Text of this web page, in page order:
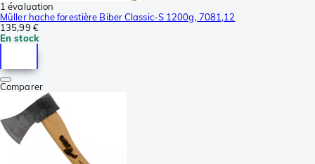
1 évaluation
Müller hache forestière Biber Classic-S 1200g, 7081,12
135,99 €
En stock
Comparer